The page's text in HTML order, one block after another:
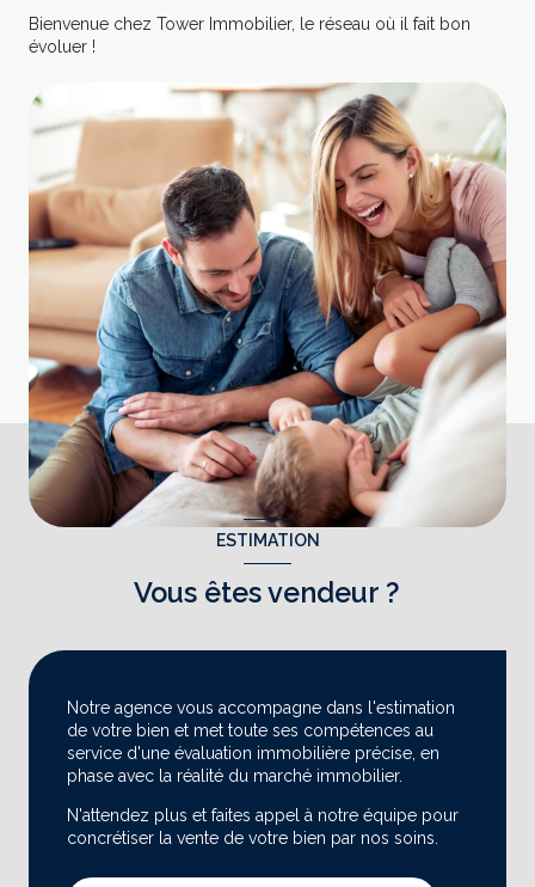
Bienvenue chez Tower Immobilier, le réseau où il fait bon
évoluer !
ESTIMATION
Vous êtes vendeur ?
Notre agence vous accompagne dans l'estimation
de votre bien et met toute ses compétences au
service d'une évaluation immobilière précise, en
phase avec la réalité du marché immobilier.
N'attendez plus et faites appel à notre équipe pour
concrétiser la vente de votre bien par nos soins.